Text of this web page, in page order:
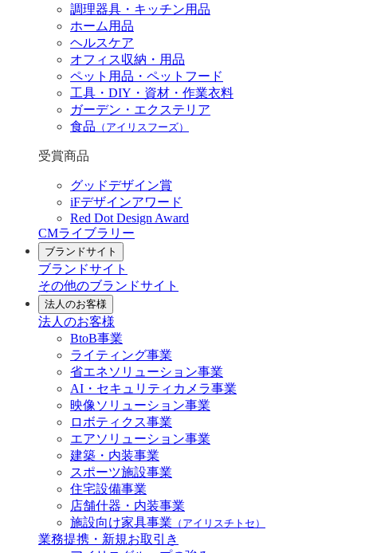
調理器具・キッチン用品
ホーム用品
ヘルスケア
オフィス収納・用品
ペット用品・ペットフード
工具・DIY・資材・作業衣料
ガーデン・エクステリア
食品 （アイリスフーズ）
受賞商品
グッドデザイン賞
iFデザインアワード
Red Dot Design Award
CMライブラリー
ブランドサイト
ブランドサイト
その他のブランドサイト
法人のお客様
法人のお客様
BtoB事業
ライティング事業
省エネソリューション事業
AI・セキュリティカメラ事業
映像ソリューション事業
ロボティクス事業
エアソリューション事業
建築・内装事業
スポーツ施設事業
住宅設備事業
店舗什器・内装事業
施設向け家具事業 （アイリスチトセ）
業務提携・新規お取引き